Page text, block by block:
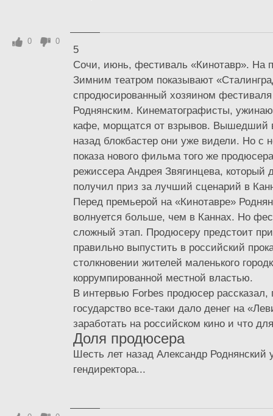
5
Сочи, июнь, фестиваль «Кинотавр». На
Зимним театром показывают
спродюсированный хозяином
Роднянским. Кинематографисты,
кафе, морщатся от взрывов. Вышедший
назад блокбастер они уже видели. Но с
показа нового фильма того же
режиссера Андрея Звягинцева, который
получил приз за лучший сценарий в
Перед премьерой на «Кинотавре»
волнуется больше, чем в Каннах. Но
сложный этап. Продюсеру предстоит
правильно выпустить в российский
столкновении жителей маленького
коррумпированной местной властью.
В интервью Forbes продюсер рассказал,
государство все-таки дало денег на
заработать на российском кино и что
Доля продюсера
Шесть лет назад Александр Роднянский
гендиректора...
0 0